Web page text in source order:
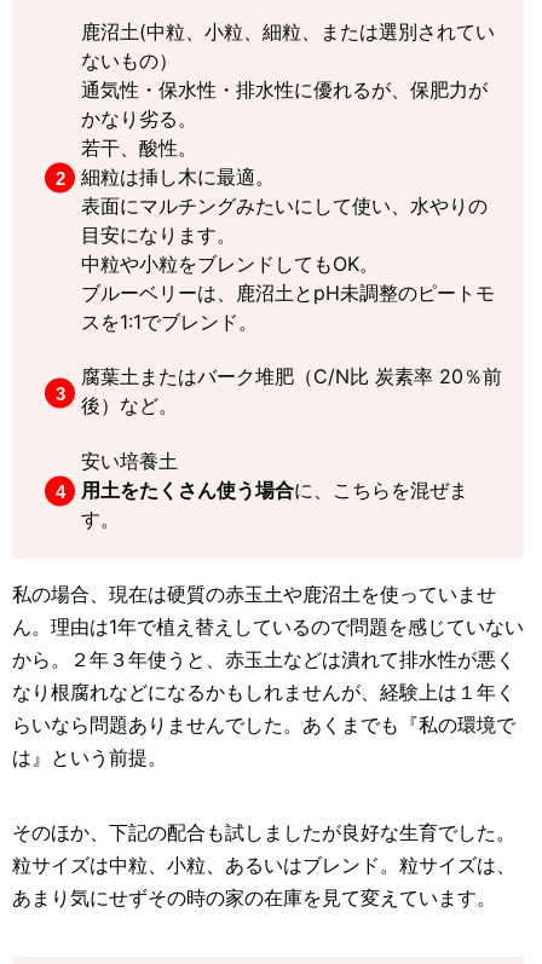
鹿沼土(中粒、小粒、細粒、または選別されてい
ないもの）
通気性・保水性・排水性に優れるが、保肥力が
かなり劣る。
若干、酸性。
細粒は挿し木に最適。
表面にマルチングみたいにして使い、水やりの
目安になります。
中粒や小粒をブレンドしてもOK。
ブルーベリーは、鹿沼土とpH未調整のピートモ
スを1:1でブレンド。
腐葉土またはバーク堆肥（C/N比 炭素率 20％前
後）など。
安い培養土
用土をたくさん使う場合に、こちらを混ぜま
す。
私の場合、現在は硬質の赤玉土や鹿沼土を使っていませ
ん。理由は1年で植え替えしているので問題を感じていない
から。２年３年使うと、赤玉土などは潰れて排水性が悪く
なり根腐れなどになるかもしれませんが、経験上は１年く
らいなら問題ありませんでした。あくまでも『私の環境で
は』という前提。
そのほか、下記の配合も試しましたが良好な生育でした。
粒サイズは中粒、小粒、あるいはブレンド。粒サイズは、
あまり気にせずその時の家の在庫を見て変えています。